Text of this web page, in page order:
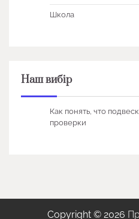
Школа
Наш вибір
Как понять, что
проверки
Copyright © 2026